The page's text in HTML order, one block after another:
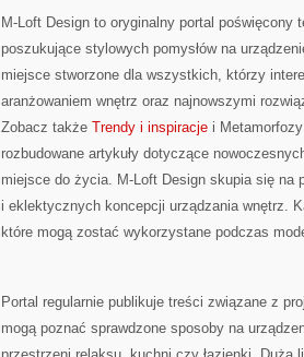
M-Loft Design to oryginalny portal
poszukujące stylowych pomysłów na
miejsce stworzone dla wszystkich, którzy
aranżowaniem wnętrz oraz najnowszymi
Zobacz także Trendy i inspiracje i
rozbudowane artykuły dotyczące
miejsce do życia. M-Loft Design skupia się na
i eklektycznych koncepcji urządzania wnętrz.
które mogą zostać wykorzystane podczas
Portal regularnie publikuje treści związane z
mogą poznać sprawdzone sposoby na